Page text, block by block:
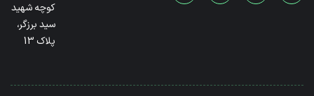
کوچه شهید
سید برزگر،
پلاک 13